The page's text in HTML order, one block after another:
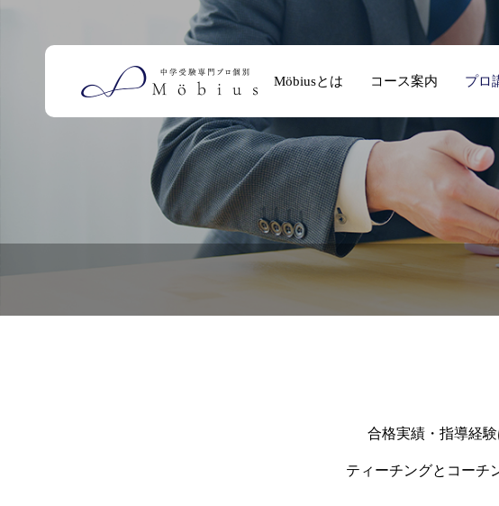
Möbiusとは コース案内 プロ
合格実績・指導経
ティーチングとコーチ